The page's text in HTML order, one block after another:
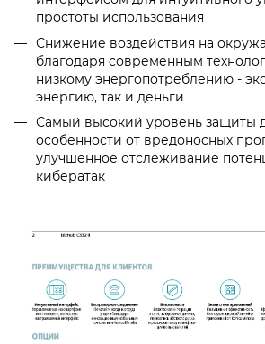
простоты использования
Снижение воздействия на
благодаря современным
низкому энергопотреблению -
энергию, так и деньги
Самый высокий уровень защиты
особенности от вредоносных
улучшенное отслеживание
кибератак